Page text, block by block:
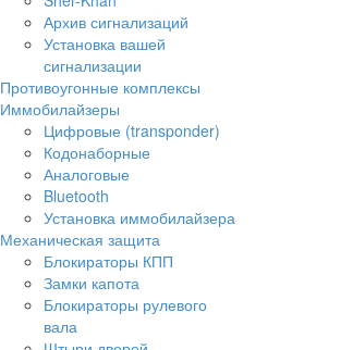
Архив сигнализаций
Установка вашей
сигнализации
Противоугонные комплексы
Иммобилайзеры
Цифровые (transponder)
Кодонаборные
Аналоговые
Bluetooth
Установка иммобилайзера
Механическая защита
Блокираторы КПП
Замки капота
Блокираторы рулевого
вала